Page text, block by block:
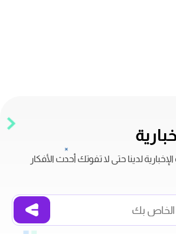
لدينا حتى لا تفوتك أحدث الأفكار